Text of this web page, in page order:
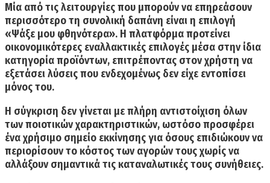
Μία από τις λειτουργίες που μπορούν να επηρεάσουν
περισσότερο τη συνολική δαπάνη είναι η επιλογή
«Ψάξε μου φθηνότερα». Η πλατφόρμα προτείνει
οικονομικότερες εναλλακτικές επιλογές μέσα στην ίδια
κατηγορία προϊόντων, επιτρέποντας στον χρήστη να
εξετάσει λύσεις που ενδεχομένως δεν είχε εντοπίσει
μόνος του.
Η σύγκριση δεν γίνεται με πλήρη αντιστοίχιση όλων
των ποιοτικών χαρακτηριστικών, ωστόσο προσφέρει
ένα χρήσιμο σημείο εκκίνησης για όσους επιδιώκουν να
περιορίσουν το κόστος των αγορών τους χωρίς να
αλλάξουν σημαντικά τις καταναλωτικές τους συνήθειες.